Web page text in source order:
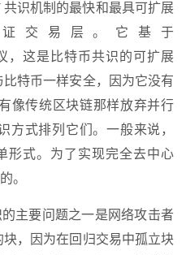
共识机制的最快和最具可扩展
交易层。它基于
，这是比特币共识的可扩展
特币一样安全，因为它没有
像传统区块链那样放弃并行
方式排列它们。一般来说，
形式。为了实现完全去中心
。
主要问题之一是网络攻击者
，因为在回归交易中孤立块